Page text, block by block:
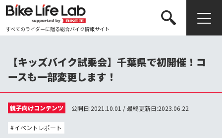
すべてのライダーに贈る総合バイク情報サイト
【キッズバイク試乗会】千葉県で初開催！コ
ースも一部変更します！
親子向けコンテンツ 公開日:2021.10.01 / 最終更新日:2023.06.22
イベントレポート